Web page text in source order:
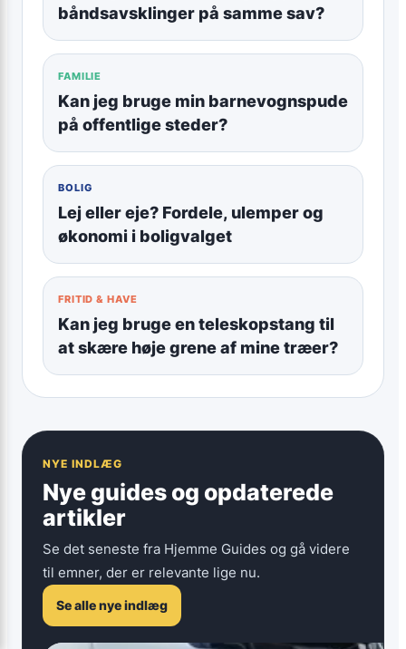
båndsavsklinger på samme sav?
FAMILIE
Kan jeg bruge min barnevognspude
på offentlige steder?
BOLIG
Lej eller eje? Fordele, ulemper og
økonomi i boligvalget
FRITID & HAVE
Kan jeg bruge en teleskopstang til
at skære høje grene af mine træer?
NYE INDLÆG
Nye guides og opdaterede
artikler
Se det seneste fra Hjemme Guides og gå videre
til emner, der er relevante lige nu.
Se alle nye indlæg